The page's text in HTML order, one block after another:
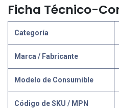
Ficha Técnico-
Categoría
Marca / Fabricante
Modelo de Consumible
Código de SKU / MPN